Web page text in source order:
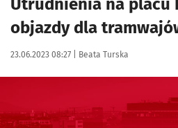
Utrudnienia na placu
objazdy dla
Data publikacji:
23.06.2023 08:27 | Autor:
Beata Turska